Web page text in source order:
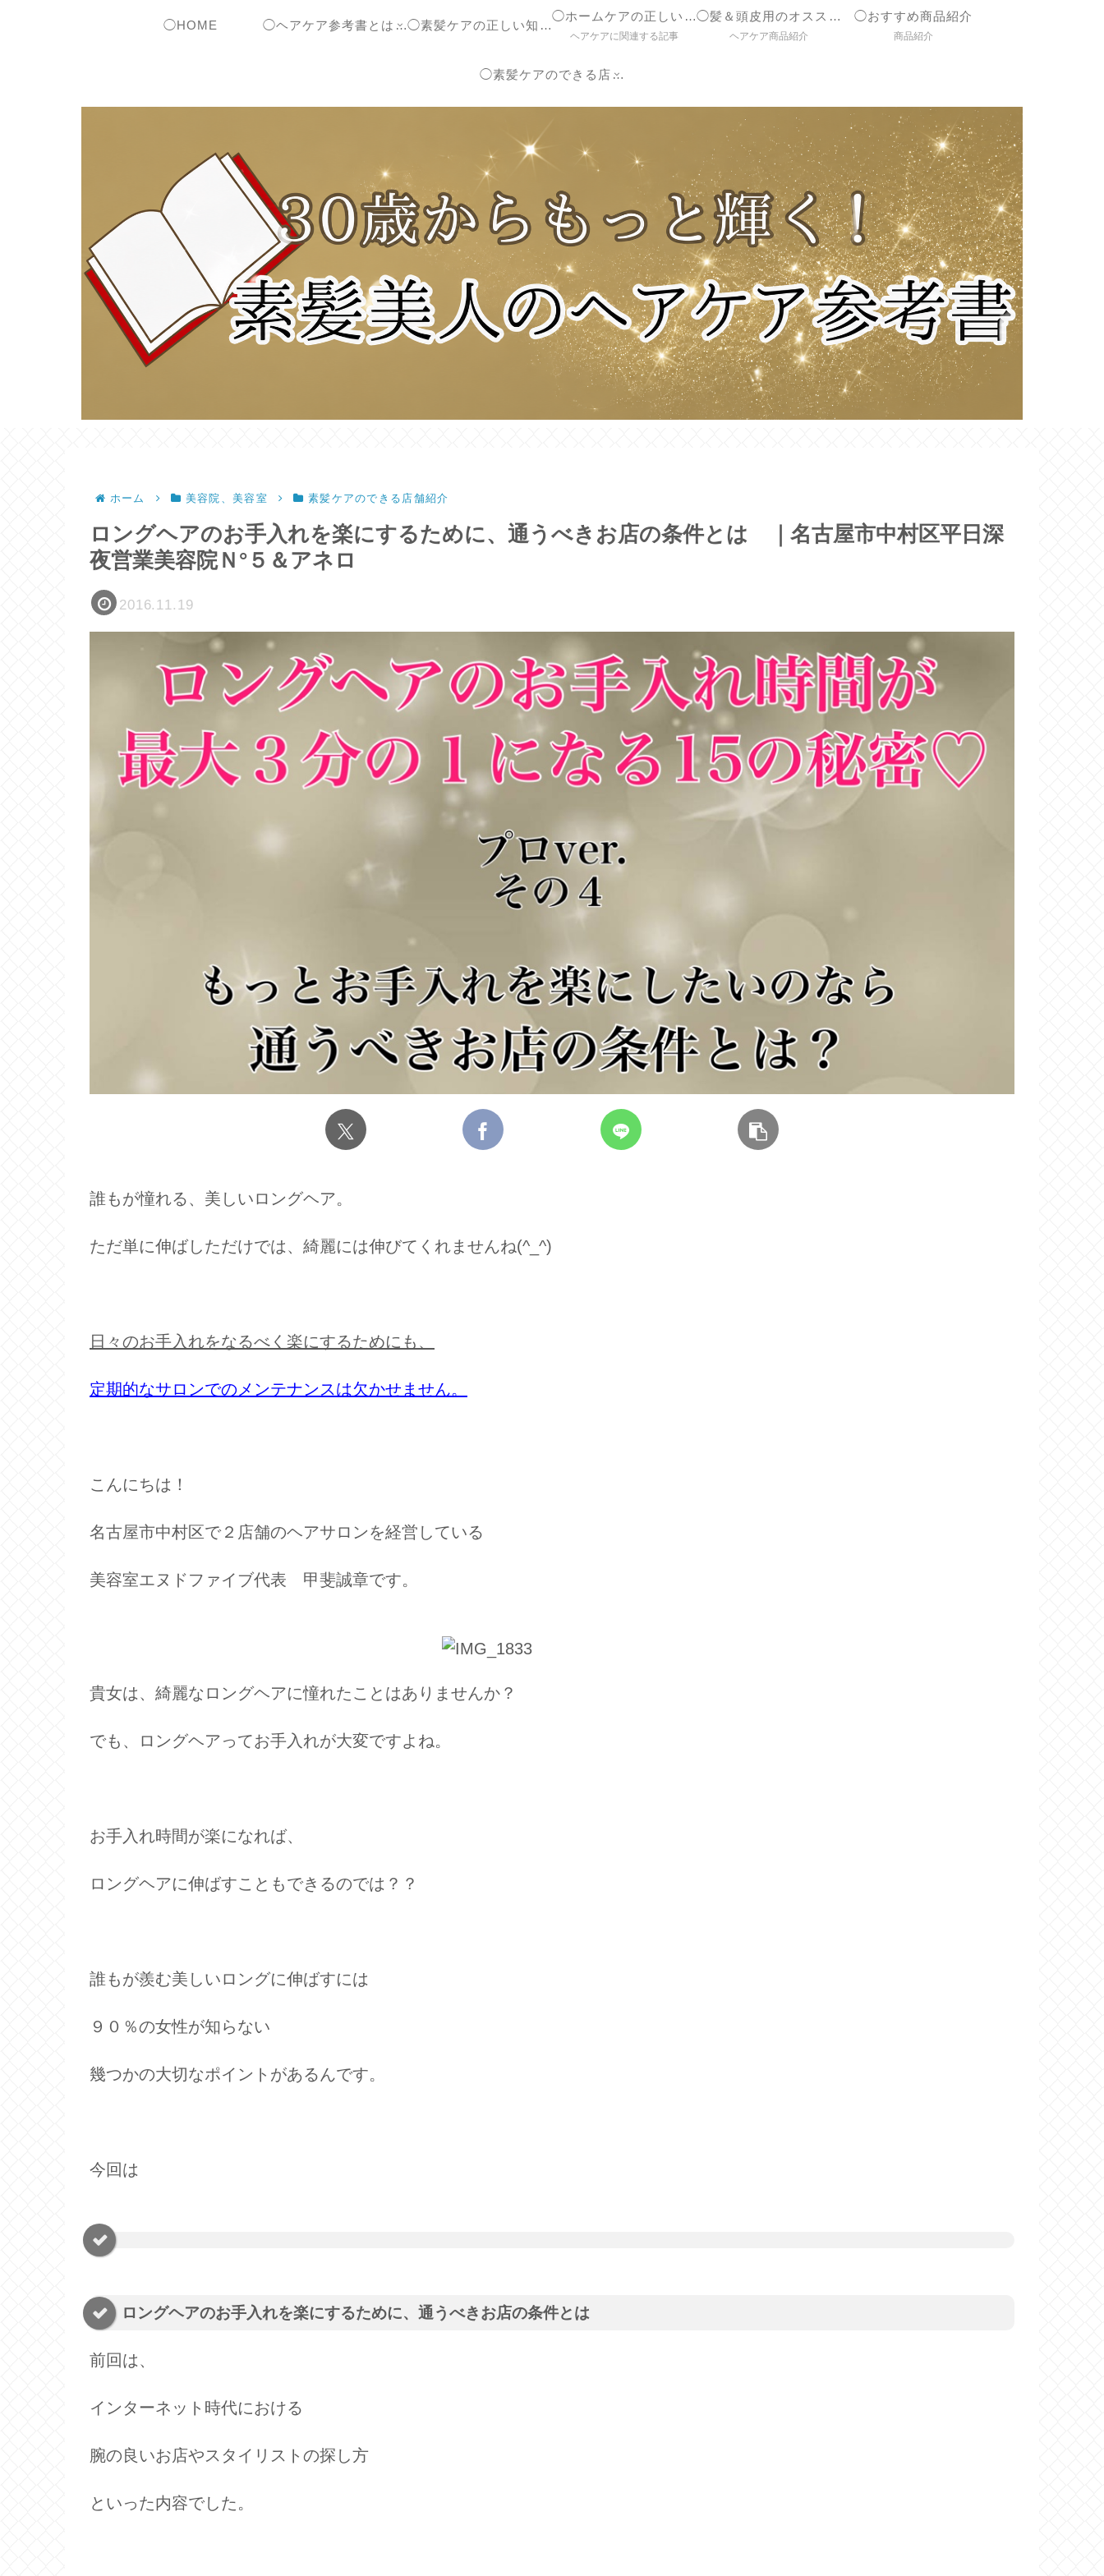
◯HOME ◯ヘアケア参考書とは？ ◯素髪ケアの正しい知識【ブログ】
◯ホームケアの正しいやり方
ヘアケアに関連する記事
◯髪＆頭皮用のオススメ商品紹介
ヘアケア商品紹介
◯おすすめ商品紹介
商品紹介
◯素髪ケアのできる店紹介
ホーム 美容院、美容室 素髪ケアのできる店舗紹介
ロングヘアのお手入れを楽にするために、通うべきお店の条件とは ｜名古屋市中村区平日深
夜営業美容院Ｎ°５＆アネロ
2016.11.19
誰もが憧れる、美しいロングヘア。
ただ単に伸ばしただけでは、綺麗には伸びてくれませんね(^_^)
日々のお手入れをなるべく楽にするためにも、
定期的なサロンでのメンテナンスは欠かせません。
こんにちは！
名古屋市中村区で２店舗のヘアサロンを経営している
美容室エヌドファイブ代表 甲斐誠章です。
貴女は、綺麗なロングヘアに憧れたことはありませんか？
でも、ロングヘアってお手入れが大変ですよね。
お手入れ時間が楽になれば、
ロングヘアに伸ばすこともできるのでは？？
誰もが羨む美しいロングに伸ばすには
９０％の女性が知らない
幾つかの大切なポイントがあるんです。
今回は
ロングヘアのお手入れを楽にするために、通うべきお店の条件とは
前回は、
インターネット時代における
腕の良いお店やスタイリストの探し方
といった内容でした。